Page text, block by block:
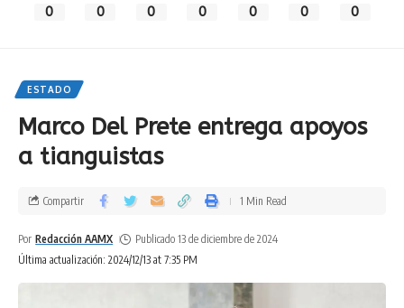
0 0 0 0 0 0 0
ESTADO
Marco Del Prete entrega apoyos
a tianguistas
Última actualización: 2024/12/13 at 7:35 PM
Por Redacción AAMX Publicado 13 de diciembre de 2024
Compartir 1 Min Read